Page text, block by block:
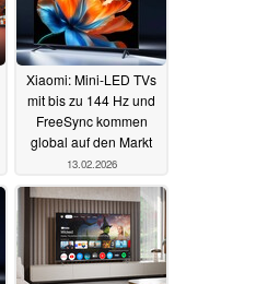
Xiaomi: Mini-LED TVs
mit bis zu 144 Hz und
FreeSync kommen
global auf den Markt
13.02.2026